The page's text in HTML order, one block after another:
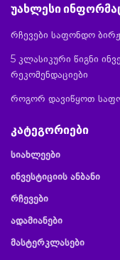
უახლესი
რჩევები საფონდო
5 კლასიკური წიგნი
რეკომენდაციები
როგორ დავიწყოთ
კატეგორიები
სიახლეები
ინვესტიციის ანბანი
რჩევები
ადამიანები
მასტერკლასები